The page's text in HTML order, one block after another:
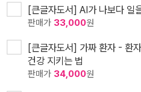
[큰글자도서] AI가 나보다 일
판매가 33,000원
[큰글자도서] 가짜 환자 - 환
건강 지키는 법
판매가 34,000원